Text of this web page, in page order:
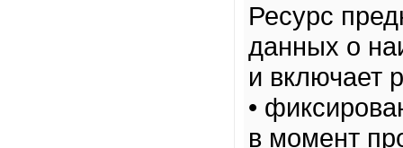
Ресурс
данных о
и включает
•
в момент